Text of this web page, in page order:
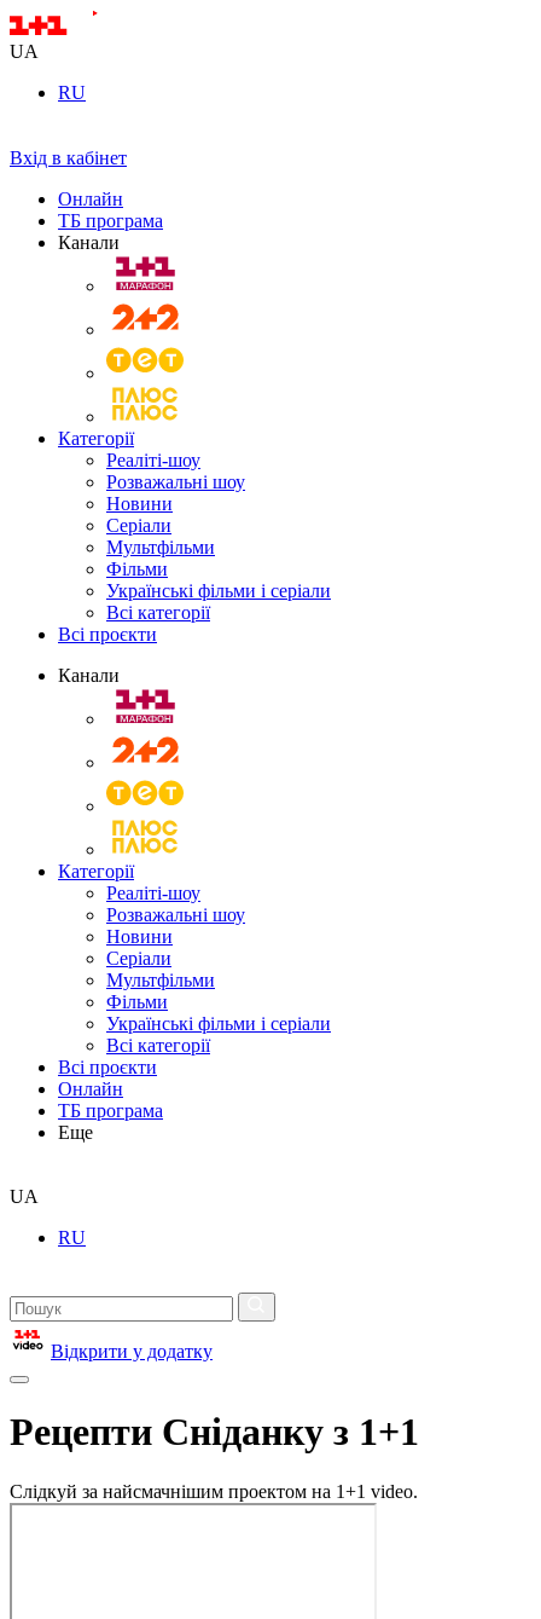
UA
RU
Вхід в кабінет
Онлайн
ТБ програма
Канали
Категорії
Реаліті-шоу
Розважальні шоу
Новини
Серіали
Мультфільми
Фільми
Українські фільми і серіали
Всі категорії
Всі проєкти
Канали
Категорії
Реаліті-шоу
Розважальні шоу
Новини
Серіали
Мультфільми
Фільми
Українські фільми і серіали
Всі категорії
Всі проєкти
Онлайн
ТБ програма
Еще
UA
RU
Відкрити у додатку
Рецепти Сніданку з 1+1
Слідкуй за найсмачнішим проектом на 1+1 video.